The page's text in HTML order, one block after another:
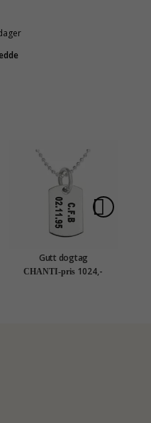
Gutt dogtag
Navnehalskjede med
anheng i sølv - My Letter
CHANTI-pris 1024,-